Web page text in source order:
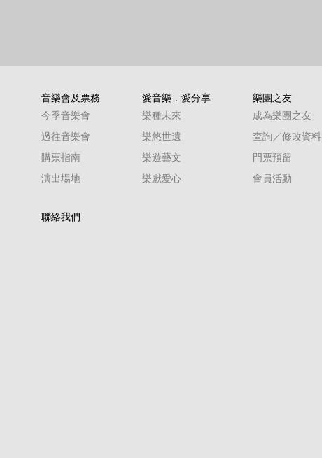
音樂會及票務
今季音樂會
過往音樂會
購票指南
演出場地
愛音樂．愛分享
樂種未來
樂悠世遺
樂遊藝文
樂獻愛心
樂團之友
成為樂團之友
查詢／修改資料
門票預留
會員活動
聯絡我們